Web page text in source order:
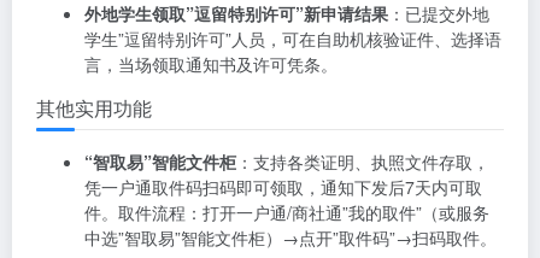
外地学生领取”逗留特别许可”新申请结果 ：已提交外地
学生”逗留特别许可”人员，可在自助机核验证件、选择语
言，当场领取通知书及许可凭条。
其他实用功能
“智取易”智能文件柜 ：支持各类证明、执照文件存取，
凭一户通取件码扫码即可领取，通知下发后7天内可取
件。取件流程：打开一户通/商社通”我的取件”（或服务
中选”智取易”智能文件柜）→点开”取件码”→扫码取件。